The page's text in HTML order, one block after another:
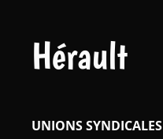
Hérault
UNIONS SYNDICALES